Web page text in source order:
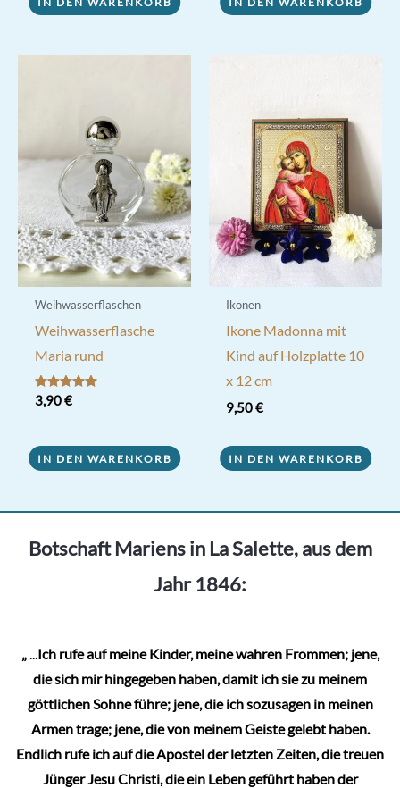
Weihwasserflaschen
Weihwasserflasche
Maria rund
Bewertet mit
5.00
3,90€
IN DEN WARENKORB
Ikonen
Ikone Madonna mit
Kind auf Holzplatte 10
x 12 cm
9,50€
IN DEN WARENKORB
Botschaft Mariens in La Salette, aus dem
Jahr 1846:
„...Ich rufe auf meine Kinder, meine wahren Frommen; jene,
die sich mir hingegeben haben, damit ich sie zu meinem
göttlichen Sohne führe; jene, die ich sozusagen in meinen
Armen trage; jene, die von meinem Geiste gelebt haben.
Endlich rufe ich auf die Apostel der letzten Zeiten, die treuen
Jünger Jesu Christi, die ein Leben geführt haben der